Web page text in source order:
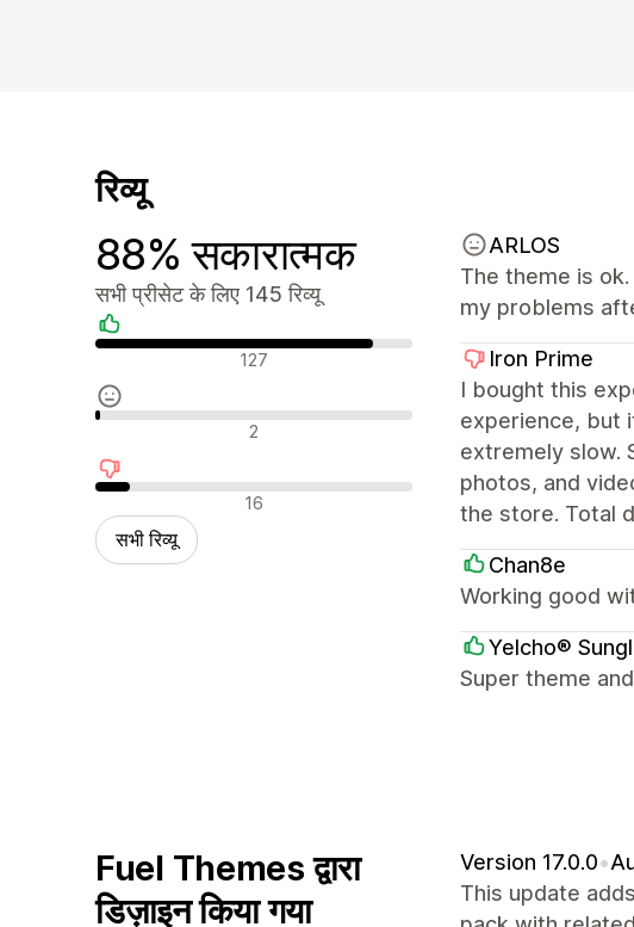
रिव्यू
88% सकारात्मक
सभी प्रीसेट के लिए 145 रिव्यू
सकारात्मक रिव्यू 127
न्यूट्रल रिव्यू 2
नकारात्मक रिव्यू 16
सभी रिव्यू
ARLOS
The theme is
my problems
Iron Prime
I bought this
experience, but
extremely slow.
photos, and
the store. Total
Chan8e
Working good
Yelcho®
Super theme
Fuel Themes द्वारा
डिज़ाइन किया गया
Version 17.0.0•
This update